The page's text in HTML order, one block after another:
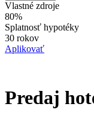
Vlastné zdroje
80%
Splatnosť hypotéky
30 rokov
Aplikovať
Predaj